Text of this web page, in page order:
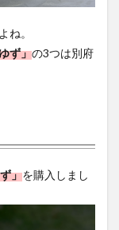
ね。
ず」
」を購入しまし